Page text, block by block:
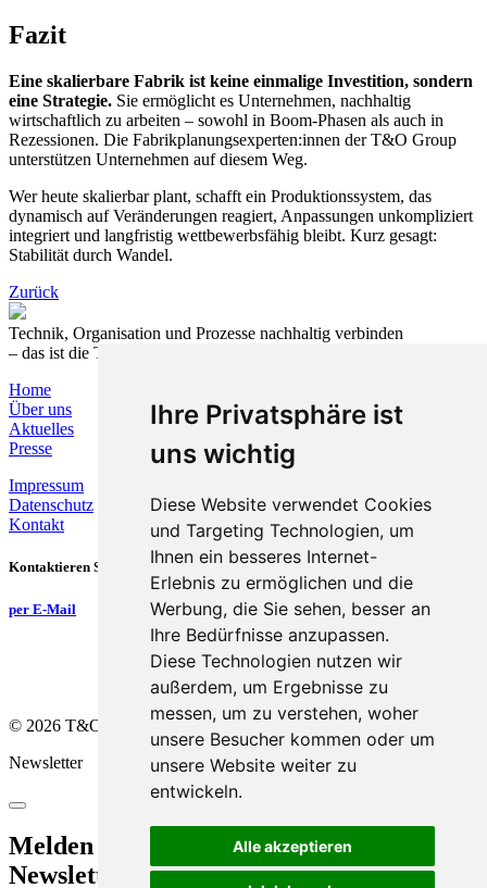
Ihre Privatsphäre ist
uns wichtig
Diese Website verwendet Cookies
und Targeting Technologien, um
Ihnen ein besseres Internet-
Erlebnis zu ermöglichen und die
Werbung, die Sie sehen, besser an
Ihre Bedürfnisse anzupassen.
Diese Technologien nutzen wir
außerdem, um Ergebnisse zu
messen, um zu verstehen, woher
unsere Besucher kommen oder um
unsere Website weiter zu
entwickeln.
Alle akzeptieren
Fazit
Eine skalierbare Fabrik ist keine einmalige Investition, sondern
eine Strategie. Sie ermöglicht es Unternehmen, nachhaltig
wirtschaftlich zu arbeiten – sowohl in Boom-Phasen als auch in
Rezessionen. Die Fabrikplanungsexperten:innen der T&O Group
unterstützen Unternehmen auf diesem Weg.
Wer heute skalierbar plant, schafft ein Produktionssystem, das
dynamisch auf Veränderungen reagiert, Anpassungen unkompliziert
integriert und langfristig wettbewerbsfähig bleibt. Kurz gesagt:
Stabilität durch Wandel.
Zurück
Technik, Organisation und Prozesse nachhaltig verbinden
– das ist die T&O Group.
Home
Über uns
Aktuelles
Presse
Impressum
Datenschutz
Kontakt
Kontaktieren Sie uns
per E-Mail
© 2026 T&O Group
Newsletter
Melden Sie sich hier für unseren
Newsletter an!